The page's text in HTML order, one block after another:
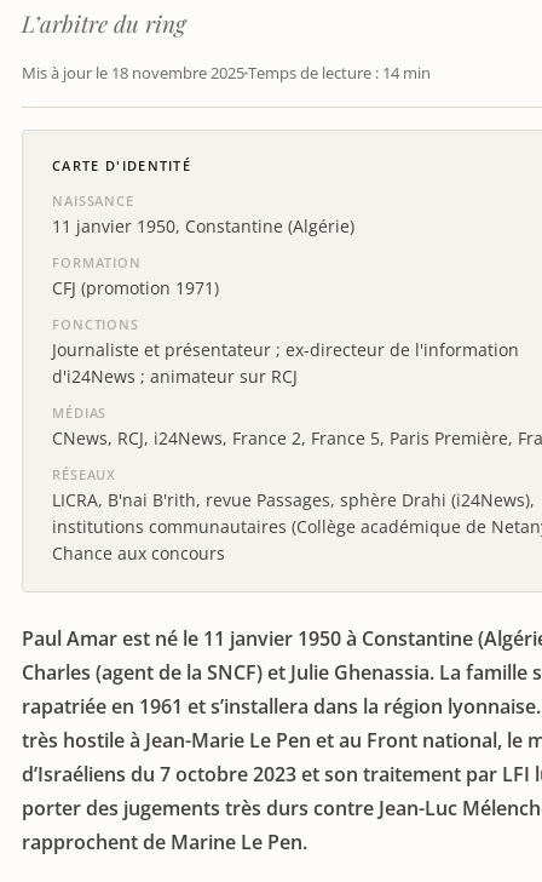
CARTE D'IDENTITÉ
NAISSANCE
11 janvier 1950, Constantine (Algérie)
FORMATION
CFJ (promotion 1971)
FONCTIONS
Journaliste et présentateur ; ex-directeur de l'information
d'i24News ; animateur sur RCJ
MÉDIAS
CNews, RCJ, i24News, France 2, France 5, Paris Première,
RÉSEAUX
LICRA, B'nai B'rith, revue Passages, sphère Drahi (i24News),
institutions communautaires (Collège académique de
Chance aux concours
L’arbitre du ring
Mis à jour le 18 novembre 2025Temps de lecture : 14 min
Paul Amar est né le 11 janvier 1950 à Constantine
Charles (agent de la SNCF) et Julie Ghenassia. La famille
rapatriée en 1961 et s’installera dans la région
très hostile à Jean-Marie Le Pen et au Front national, le
d’Israéliens du 7 octobre 2023 et son traitement par LFI
porter des jugements très durs contre Jean-Luc
rapprochent de Marine Le Pen.